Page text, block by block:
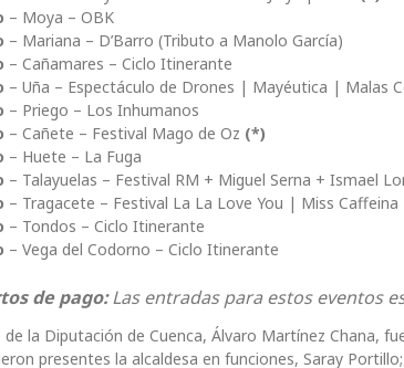
– Moya – OBK
– Mariana – D’Barro (Tributo a Manolo García)
– Cañamares – Ciclo Itinerante
– Uña – Espectáculo de Drones | Mayéutica | Malas
– Priego – Los Inhumanos
– Cañete – Festival Mago de Oz (*)
– Huete – La Fuga
– Talayuelas – Festival RM + Miguel Serna + Ismael
– Tragacete – Festival La La Love You | Miss
– Tondos – Ciclo Itinerante
– Vega del Codorno – Ciclo Itinerante
de pago:Las entradas para estos eventos
de la Diputación de Cuenca, Álvaro Martínez Chana,
presentes la alcaldesa en funciones, Saray